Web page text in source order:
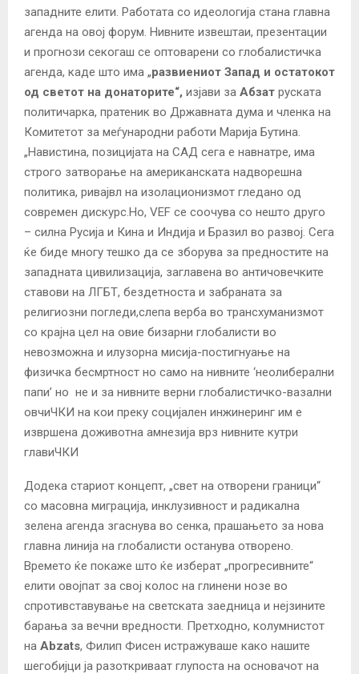
западните елити. Работата со идеологија стана главна
агенда на овој форум. Нивните извештаи, презентации
и прогнози секогаш се оптоварени со глобалистичка
агенда, каде што има „развиениот Запад и остатокот
од светот на донаторите“, изјави за Абзат руската
политичарка, пратеник во Државната дума и членка на
Комитетот за меѓународни работи Марија Бутина.
„Навистина, позицијата на САД сега е навнатре, има
строго затворање на американската надворешна
политика, ривајвл на изолационизмот гледано од
современ дискурс.Но, VEF се соочува со нешто друго
– силна Русија и Кина и Индија и Бразил во развој. Сега
ќе биде многу тешко да се зборува за предностите на
западната цивилизација, заглавена во античовечките
ставови на ЛГБТ, бездетноста и забраната за
религиозни погледи,слепа верба во трансхуманизмот
со крајна цел на овие бизарни глобалисти во
невозможна и илузорна мисија-постигнуање на
физичка бесмртност но само на нивните ‘неолиберални
папи’ но не и за нивните верни глобалистичко-вазални
овчиЧКИ на кои преку социјален инжинеринг им е
извршена доживотна амнезија врз нивните кутри
главиЧКИ
Додека стариот концепт, „свет на отворени граници“
со масовна миграција, инклузивност и радикална
зелена агенда згаснува во сенка, прашањето за нова
главна линија на глобалисти останува отворено.
Времето ќе покаже што ќе изберат „прогресивните“
елити овојпат за свој колос на глинени нозе во
спротивставување на светската заедница и нејзините
барања за вечни вредности. Претходно, колумнистот
на Abzats, Филип Фисен истражуваше како нашите
шегобијци ја разоткриваат глупоста на основачот на